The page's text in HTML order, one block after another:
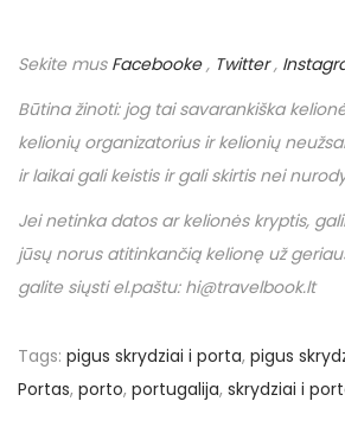
Sekite mus Facebooke, Twitter,
Būtina žinoti: jog tai savarankiška
kelionių organizatorius ir kelionių
ir laikai gali keistis ir gali skirtis nei
Jei netinka datos ar kelionės kryptis,
jūsų norus atitinkančią kelionę už
galite siųsti el.paštu: hi@travelbook.lt
Tags: pigus skrydziai i porta, pigus
Portas, porto, portugalija, skrydziai i